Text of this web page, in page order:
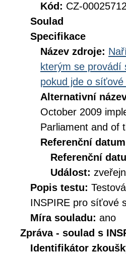
Kód: CZ-
Soulad
Specifikace
Název zdroje:
kterým se provádí
pokud jde o síťové
Alternativní
October 2009
Parliament and of
Referenční datum
Referenční
Událost:
Popis testu:
INSPIRE pro síťové
Míra souladu: ano
Zpráva - soulad s
Identifikátor